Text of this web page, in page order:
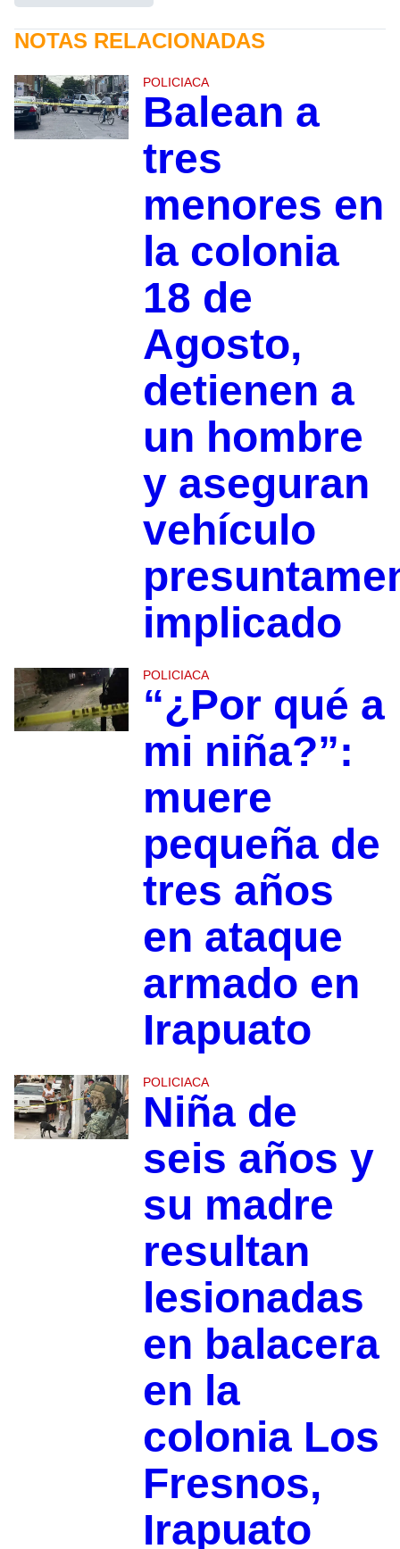
NOTAS RELACIONADAS
POLICIACA
Balean a
tres
menores en
la colonia
18 de
Agosto,
detienen a
un hombre
y aseguran
vehículo
implicado
POLICIACA
“¿Por qué a
mi niña?”:
muere
pequeña de
tres años
en ataque
armado en
Irapuato
POLICIACA
Niña de
seis años y
su madre
resultan
lesionadas
en balacera
en la
colonia Los
Fresnos,
Irapuato